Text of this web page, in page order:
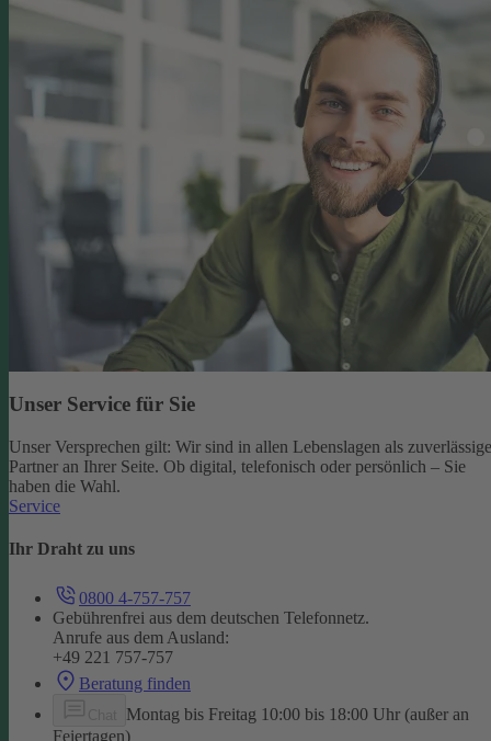
Unser Service für Sie
Unser Versprechen gilt: Wir sind in allen Lebenslagen als
Partner an Ihrer Seite. Ob digital, telefonisch oder persönlich – Sie
haben die Wahl.
Service
Ihr Draht zu uns
0800 4-757-757
Gebührenfrei aus dem deutschen Telefonnetz.
Anrufe aus dem Ausland:
+49 221 757-757
Beratung finden
Montag bis Freitag 10:00 bis 18:00 Uhr (außer an
Feiertagen)